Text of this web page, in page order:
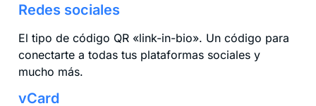
Redes sociales
El tipo de código QR «link-in-bio». Un código para
conectarte a todas tus plataformas sociales y
mucho más.
vCard